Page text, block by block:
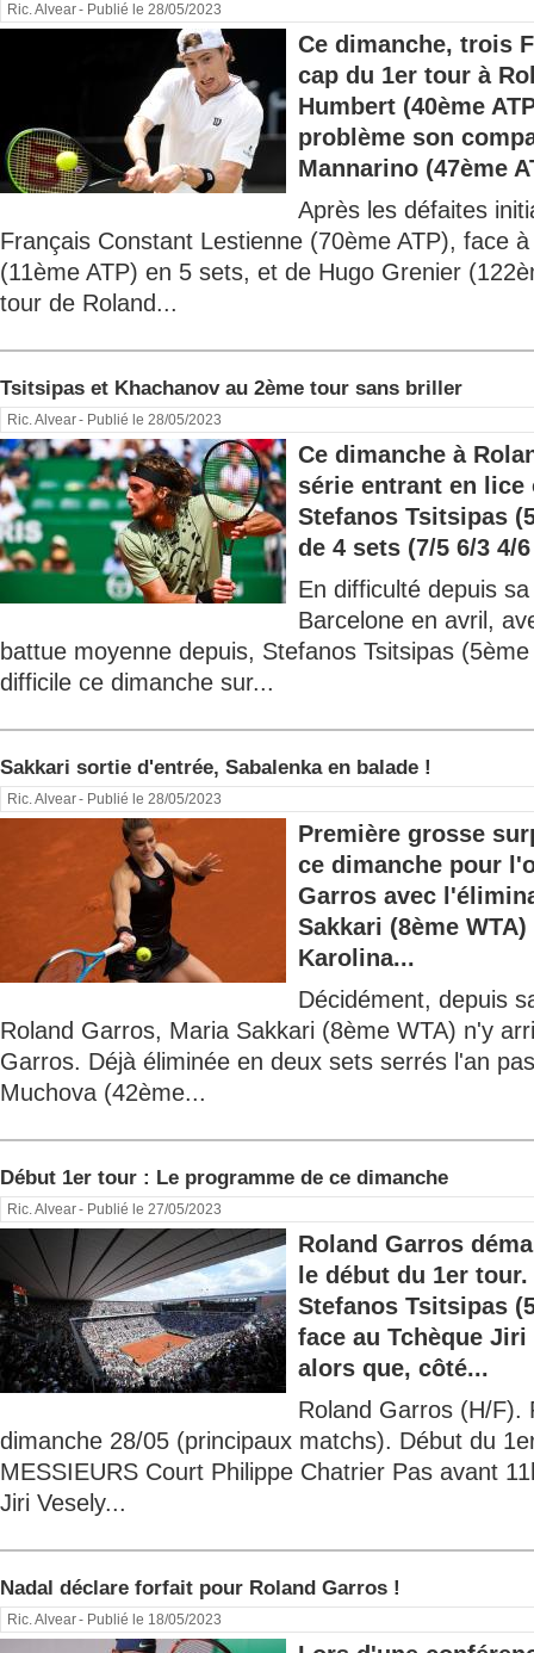
Ric. Alvear- Publié le 28/05/2023
Ce dimanche, trois
cap du 1er tour à
Humbert (40ème
problème son
Mannarino (47ème
Après les défaites
Français Constant Lestienne (70ème ATP), face
(11ème ATP) en 5 sets, et de Hugo Grenier
tour de Roland...
Tsitsipas et Khachanov au 2ème tour sans briller
Ric. Alvear- Publié le 28/05/2023
Ce dimanche à
série entrant en
Stefanos Tsitsipas
de 4 sets (7/5 6/3 4/
En difficulté depuis
Barcelone en avril,
battue moyenne depuis, Stefanos Tsitsipas
difficile ce dimanche sur...
Sakkari sortie d'entrée, Sabalenka en balade !
Ric. Alvear- Publié le 28/05/2023
Première grosse
ce dimanche pour
Garros avec
Sakkari (8ème
Karolina...
Décidément, depuis
Roland Garros, Maria Sakkari (8ème WTA) n'y
Garros. Déjà éliminée en deux sets serrés l'an
Muchova (42ème...
Début 1er tour : Le programme de ce dimanche
Ric. Alvear- Publié le 27/05/2023
Roland Garros
le début du 1er
Stefanos Tsitsipas
face au Tchèque Jiri
alors que, côté...
Roland Garros (H/F).
dimanche 28/05 (principaux matchs). Début du
MESSIEURS Court Philippe Chatrier Pas avant
Jiri Vesely...
Nadal déclare forfait pour Roland Garros !
Ric. Alvear- Publié le 18/05/2023